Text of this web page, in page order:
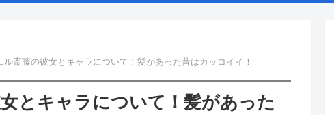
斎藤の彼女とキャラについて！髪があった昔はカッコイイ！
とキャラについて！髪があった